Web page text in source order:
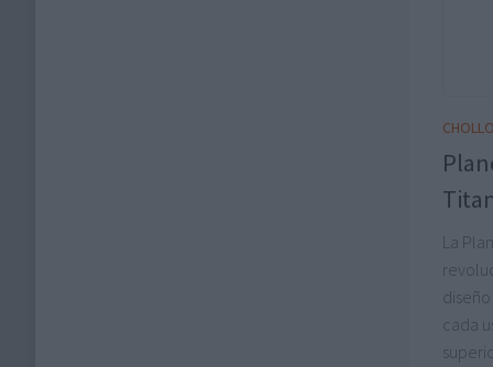
La
cada